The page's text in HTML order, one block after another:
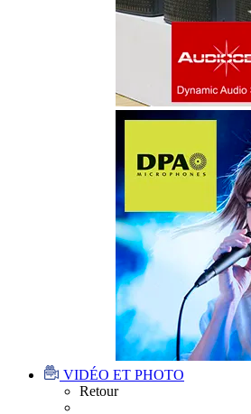
VIDÉO ET PHOTO
Retour